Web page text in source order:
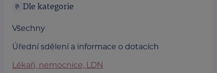
Dle kategorie
Všechny
Úřední sdělení a informace o dotacích
Lékaři, nemocnice, LDN